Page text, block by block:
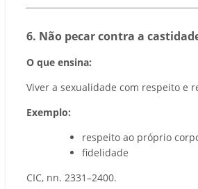
6️. Não pecar contra a
O que ensina:
Viver a sexualidade com respeito e
Exemplo:
respeito ao próprio
fidelidade
CIC, nn. 2331–2400.